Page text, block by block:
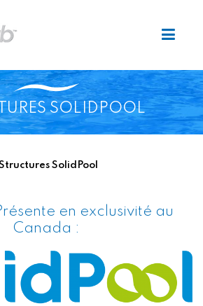
SOLIDPOOL
SolidPool
en exclusivité au
Canada :